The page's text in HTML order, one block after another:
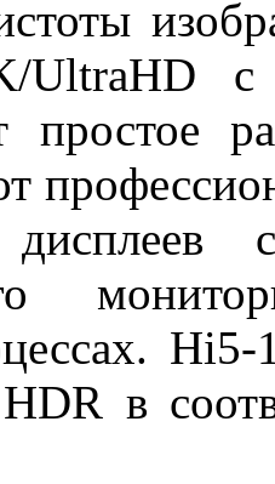
UltraHD с
простое
Hi5-
в